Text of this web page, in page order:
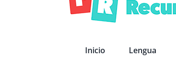
Inicio Lengua